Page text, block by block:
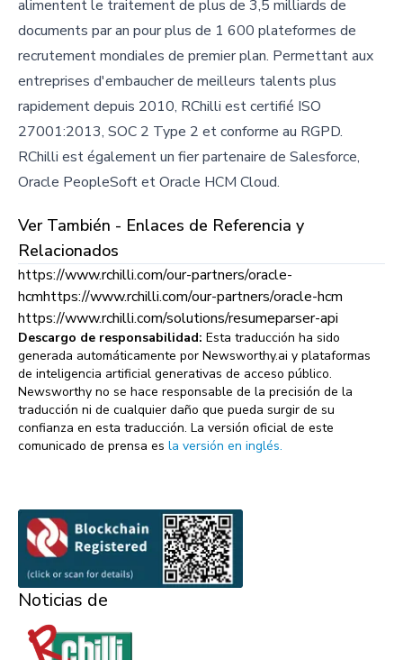
alimentent le traitement de plus de 3,5 milliards de
documents par an pour plus de 1 600 plateformes de
recrutement mondiales de premier plan. Permettant aux
entreprises d'embaucher de meilleurs talents plus
rapidement depuis 2010, RChilli est certifié ISO
27001:2013, SOC 2 Type 2 et conforme au RGPD.
RChilli est également un fier partenaire de Salesforce,
Oracle PeopleSoft et Oracle HCM Cloud.
Ver También - Enlaces de Referencia y
Relacionados
https://www.rchilli.com/our-partners/oracle-
hcmhttps://www.rchilli.com/our-partners/oracle-hcm
https://www.rchilli.com/solutions/resumeparser-api
Descargo de responsabilidad: Esta traducción ha sido
generada automáticamente por Newsworthy.ai y plataformas
de inteligencia artificial generativas de acceso público.
Newsworthy no se hace responsable de la precisión de la
traducción ni de cualquier daño que pueda surgir de su
confianza en esta traducción. La versión oficial de este
comunicado de prensa es la versión en inglés.
Noticias de